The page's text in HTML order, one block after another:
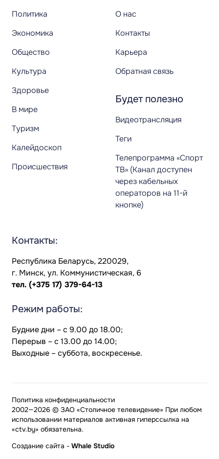
Политика
Экономика
Общество
Культура
Здоровье
В мире
Туризм
Калейдоскоп
Происшествия
О нас
Контакты
Карьера
Обратная связь
Будет полезно
Видеотрансляция
Теги
Телепрограмма «Спорт
ТВ» (Канал доступен
через кабельных
операторов на 11-й
кнопке)
Контакты:
Республика Беларусь, 220029,
г. Минск, ул. Коммунистическая, 6
тел. (+375 17) 379-64-13
Режим работы:
Будние дни – с 9.00 до 18.00;
Перерыв – с 13.00 до 14.00;
Выходные – суббота, воскресенье.
2002—2026 © ЗАО «Столичное телевидение» При любом
использовании материалов активная гиперссылка на
«ctv.by» обязательна.
Политика конфиденциальности
Создание сайта - Whale Studio